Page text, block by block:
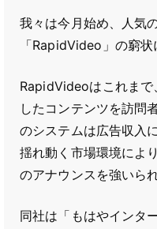
我々は今月始め、人気
「RapidVideo」の窮状
RapidVideoはこれまで
したコンテンツを訪問
のシステムは広告収入
揺れ動く市場環境によ
のアナウンスを強いら
同社は「もはやインタ